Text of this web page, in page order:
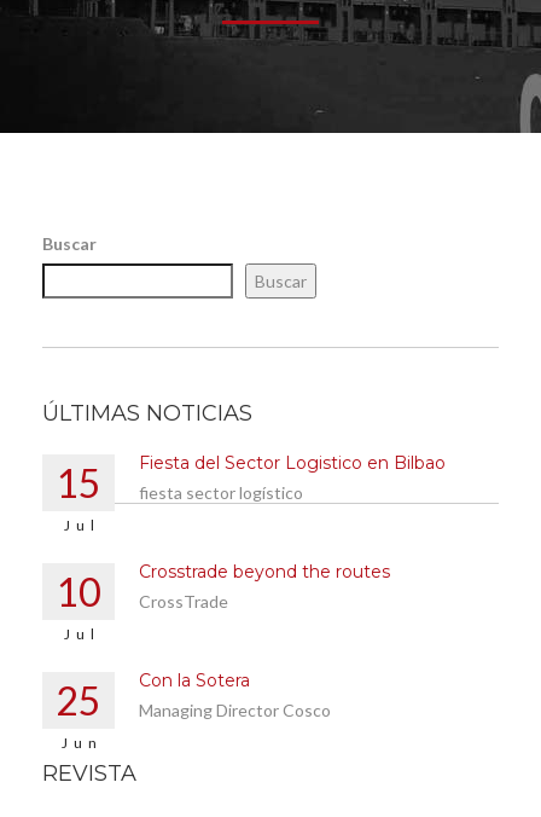
Buscar
Buscar
ÚLTIMAS NOTICIAS
15
Jul
Fiesta del Sector Logistico en Bilbao
fiesta sector logístico
10
Jul
Crosstrade beyond the routes
CrossTrade
25
Jun
Con la Sotera
Managing Director Cosco
REVISTA